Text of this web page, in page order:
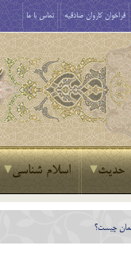
فراخوان کاروان صادقیه تماس با ما
حدیث اسلام شناسی
چيست؟